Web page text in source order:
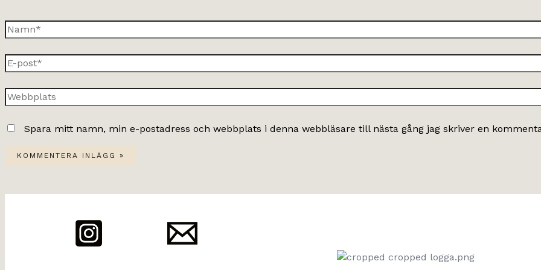
Namn*
E-
post*
Webbplats
Spara mitt namn, min e-postadress och webbplats i denna webbläsare till nästa gång jag skriver en